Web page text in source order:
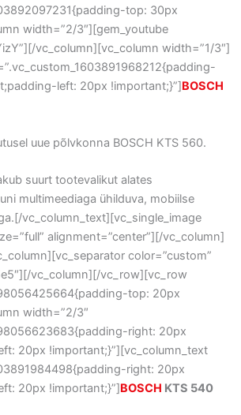
top: 30px
width=”2/3″][gem_youtube
vc_column][vc_column width=”1/3″]
left: 20px !important;}”]BOSCH
uue põlvkonna BOSCH KTS 560.
suurt tootevalikut alates
multimeediaga ühilduva, mobiilse
vc_column_text][vc_single_image
alignment=”center”][/vc_column]
color=”custom”
vc_column][/vc_row][vc_row
top: 20px
width=”2/3″
right: 20px
20px !important;}”][vc_column_text
right: 20px
20px !important;}”]BOSCH KTS 540